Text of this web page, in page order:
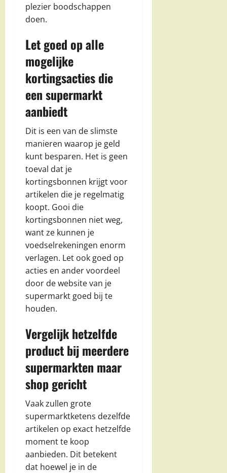
plezier boodschappen
doen.
Let goed op alle
mogelijke
kortingsacties die
een supermarkt
aanbiedt
Dit is een van de slimste
manieren waarop je geld
kunt besparen. Het is geen
toeval dat je
kortingsbonnen krijgt voor
artikelen die je regelmatig
koopt. Gooi die
kortingsbonnen niet weg,
want ze kunnen je
voedselrekeningen enorm
verlagen. Let ook goed op
acties en ander voordeel
door de website van je
supermarkt goed bij te
houden.
Vergelijk hetzelfde
product bij meerdere
supermarkten maar
shop gericht
Vaak zullen grote
supermarktketens dezelfde
artikelen op exact hetzelfde
moment te koop
aanbieden. Dit betekent
dat hoewel je in de